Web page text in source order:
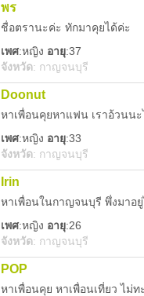
พร
ชื่อตรานะค่ะ ทักมาคุยได้ค่ะ
เพศ:หญิง อายุ:37
จังหวัด: กาญจนบุรี
Doonut
เพศ:หญิง อายุ:33
จังหวัด: กาญจนบุรี
Irin
หาเพื่อนในกาญจนบุรี พึ่งมาอยู่
เพศ:หญิง อายุ:26
จังหวัด: กาญจนบุรี
POP
หาเพื่อนคุย หาเพื่อนเที่ยว ไม่ท